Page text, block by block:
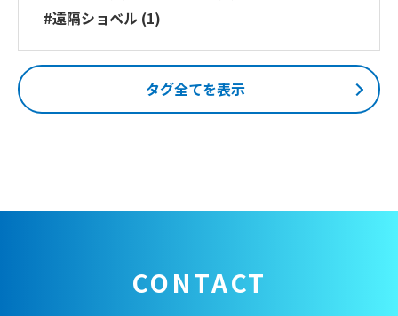
#遠隔ショベル (1)
タグ全てを表示
CONTACT